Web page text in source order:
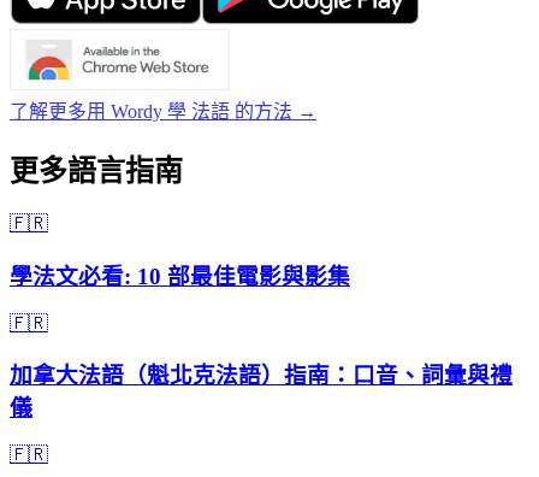
了解更多用 Wordy 學 法語 的方法 →
更多語言指南
🇫🇷
學法文必看: 10 部最佳電影與影集
🇫🇷
加拿大法語（魁北克法語）指南：口音、詞彙與禮
儀
🇫🇷